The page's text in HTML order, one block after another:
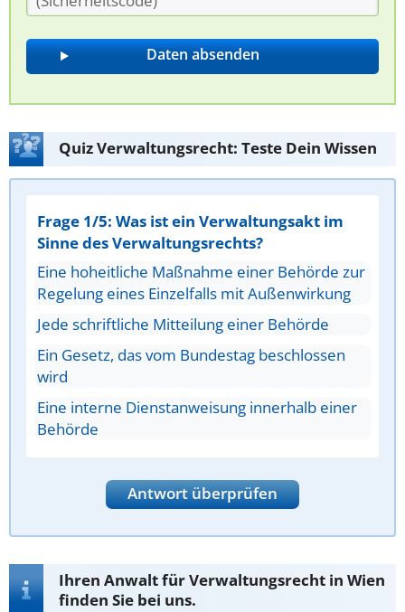
Quiz Verwaltungsrecht: Teste Dein Wissen
Frage 1/5: Was ist ein Verwaltungsakt im
Sinne des Verwaltungsrechts?
Eine hoheitliche Maßnahme einer Behörde zur
Regelung eines Einzelfalls mit Außenwirkung
Jede schriftliche Mitteilung einer Behörde
Ein Gesetz, das vom Bundestag beschlossen
wird
Eine interne Dienstanweisung innerhalb einer
Behörde
Antwort überprüfen
Ihren Anwalt für Verwaltungsrecht in Wien
finden Sie bei uns.